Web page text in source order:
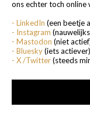
ons echter toch online
- LinkedIn (een beetje
- Instagram
- Mastodon (niet
- Bluesky(iets actiever)
- X /Twitter(steeds